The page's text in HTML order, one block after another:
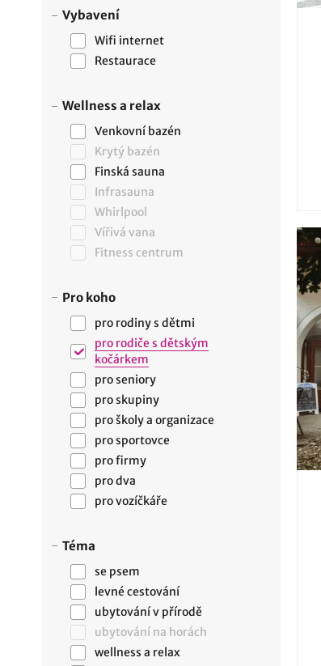
Vybavení
Wifi internet
Restaurace
Wellness a relax
Venkovní bazén
Krytý bazén
Finská sauna
Infrasauna
Whirlpool
Vířivá vana
Fitness centrum
Pro koho
pro rodiny s dětmi
pro rodiče s dětským
kočárkem
pro seniory
pro skupiny
pro školy a organizace
pro sportovce
pro firmy
pro dva
pro vozíčkáře
Téma
se psem
levné cestování
ubytování v přírodě
ubytování na horách
wellness a relax